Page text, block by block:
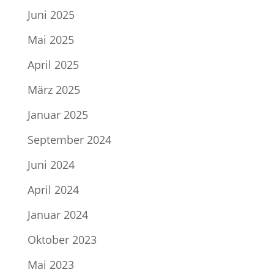
Juni 2025
Mai 2025
April 2025
März 2025
Januar 2025
September 2024
Juni 2024
April 2024
Januar 2024
Oktober 2023
Mai 2023